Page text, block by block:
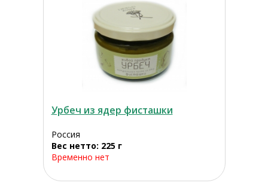
Урбеч из ядер фисташки
Россия
Вес нетто: 225 г
Временно нет